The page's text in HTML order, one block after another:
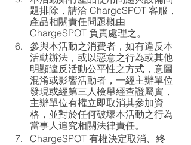
題排除，請洽 ChargeSPOT 客服，
產品相關責任問題概由
ChargeSPOT 負責處理之。
參與本活動之消費者，如有違反本
活動辦法，或以惡意之行為或其他
明顯違反活動公平性之方式，意圖
混淆或影響活動者，一經主辦單位
發現或經第三人檢舉經查證屬實，
主辦單位有權立即取消其參加資
格，並對於任何破壞本活動之行為
當事人追究相關法律責任。
ChargeSPOT 有權決定取消、終